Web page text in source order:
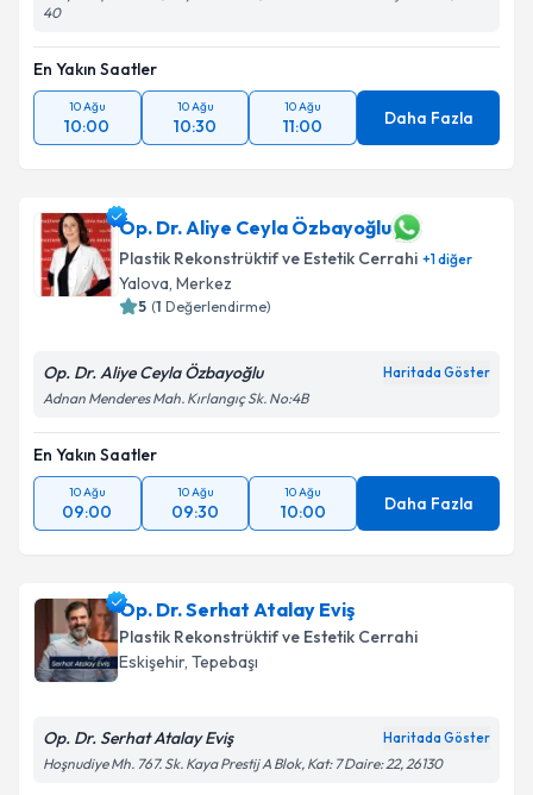
40
En Yakın Saatler
10 Ağu
10:00
10 Ağu
10:30
10 Ağu
11:00 Daha Fazla
Op. Dr. Aliye Ceyla Özbayoğlu
Plastik Rekonstrüktif ve Estetik Cerrahi +1diğer
Yalova, Merkez
5 (1 Değerlendirme)
Op. Dr. Aliye Ceyla Özbayoğlu Haritada Göster
Adnan Menderes Mah. Kırlangıç Sk. No:4B
En Yakın Saatler
10 Ağu
09:00
10 Ağu
09:30
10 Ağu
10:00 Daha Fazla
Op. Dr. Serhat Atalay Eviş
Plastik Rekonstrüktif ve Estetik Cerrahi
Eskişehir, Tepebaşı
Op. Dr. Serhat Atalay Eviş Haritada Göster
Hoşnudiye Mh. 767. Sk. Kaya Prestij A Blok, Kat: 7 Daire: 22, 26130